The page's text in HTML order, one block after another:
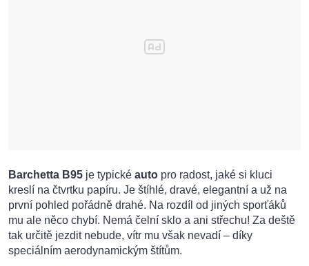
Barchetta B95 je typické auto pro radost, jaké si kluci
kreslí na čtvrtku papíru. Je štíhlé, dravé, elegantní a už na
první pohled pořádně drahé. Na rozdíl od jiných sporťáků
mu ale něco chybí. Nemá čelní sklo a ani střechu! Za deště
tak určitě jezdit nebude, vítr mu však nevadí – díky
speciálním aerodynamickým štítům.